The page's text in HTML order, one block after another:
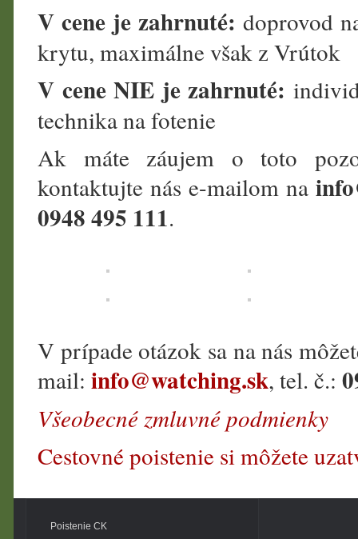
V cene je zahrnuté: doprovod
krytu, maximálne však z Vrútok
V cene NIE je zahrnuté:
technika na fotenie
Ak máte záujem o toto
kontaktujte nás e-mailom na
0948 495 111.
V prípade otázok sa na nás
mail: info@watching.sk, tel. č.:
Všeobecné zmluvné podmienky
Cestovné poistenie si môžete
Poistenie CK